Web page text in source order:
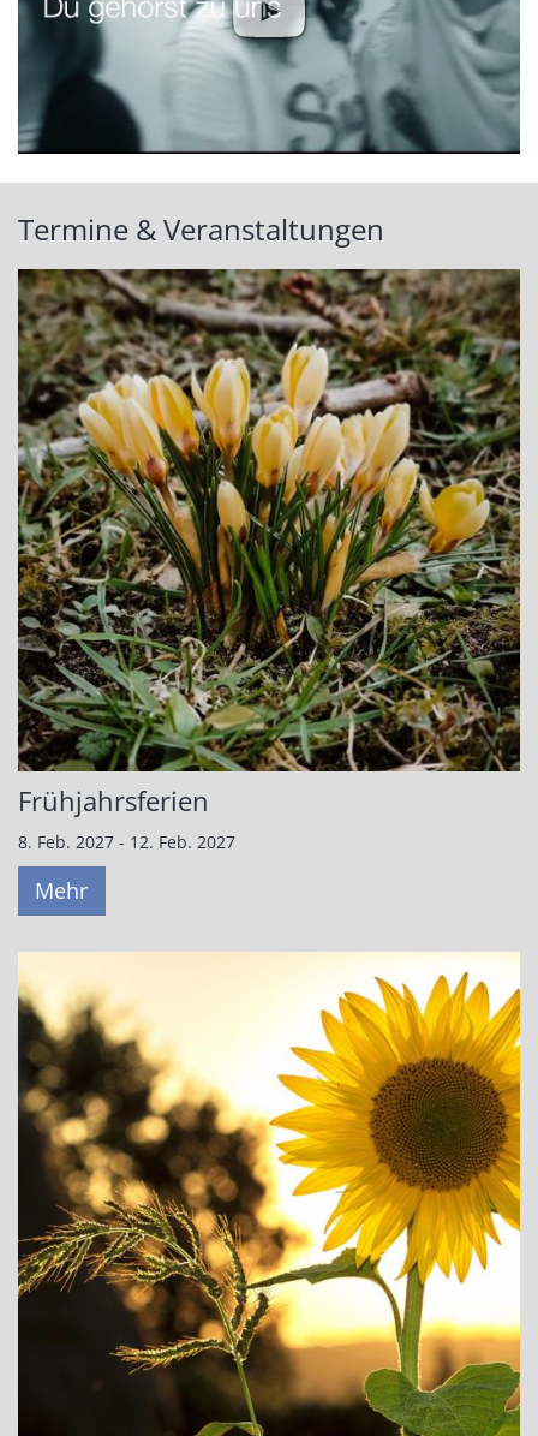
Termine & Veranstaltungen
Frühjahrsferien
8. Feb. 2027 - 12. Feb. 2027
Mehr